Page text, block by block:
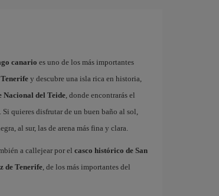
canario es uno de los más importantes
y descubre una isla rica en historia,
Nacional del Teide, donde encontrarás el
quieres disfrutar de un buen baño al sol,
al sur, las de arena más fina y clara.
a callejear por el casco histórico de San
de Tenerife, de los más importantes del